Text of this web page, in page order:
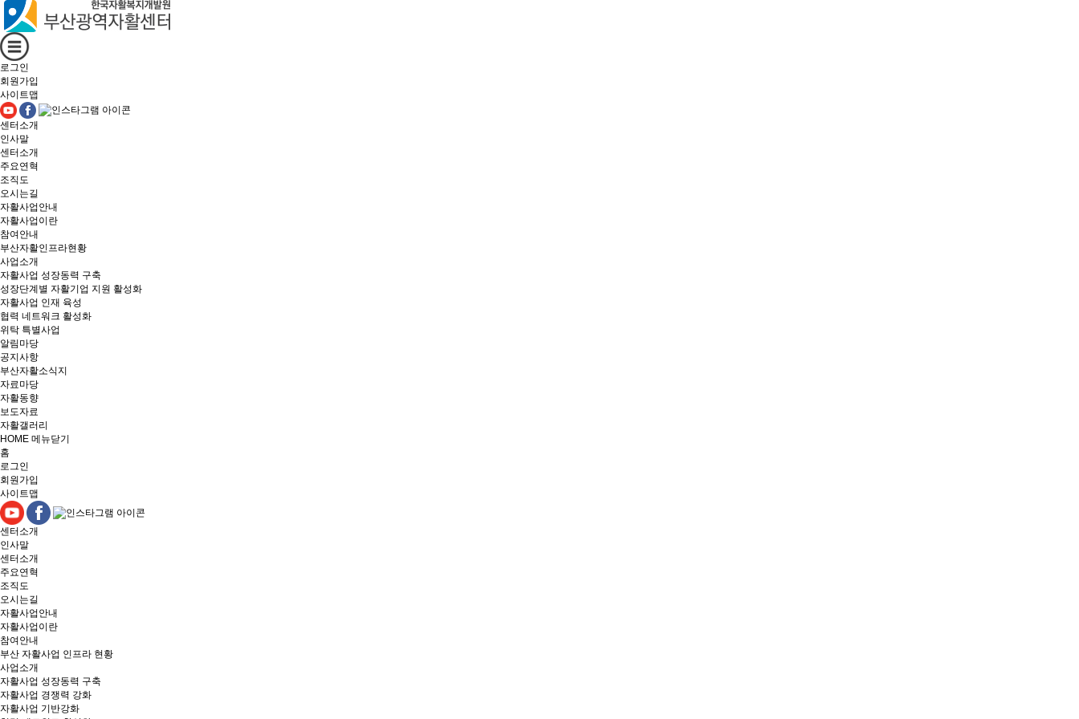
로그인
회원가입
사이트맵
센터소개
인사말
센터소개
주요연혁
조직도
오시는길
자활사업안내
자활사업이란
참여안내
부산자활인프라현황
사업소개
자활사업 성장동력 구축
성장단계별 자활기업 지원 활성화
자활사업 인재 육성
협력 네트워크 활성화
위탁 특별사업
알림마당
공지사항
부산자활소식지
자료마당
자활동향
보도자료
자활갤러리
HOME 메뉴닫기
홈
로그인
회원가입
사이트맵
센터소개
인사말
센터소개
주요연혁
조직도
오시는길
자활사업안내
자활사업이란
참여안내
부산 자활사업 인프라 현황
사업소개
자활사업 성장동력 구축
자활사업 경쟁력 강화
자활사업 기반강화